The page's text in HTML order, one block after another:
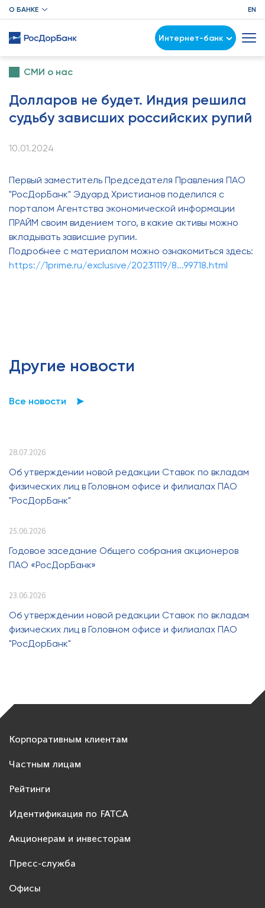
О БАНКЕ EN
Интернет-банк
СМИ о нас
Долларов не будет. Индия решила
судьбу зависших российских рупий
10.01.2024
Первый заместитель Председателя Правления ПАО
"РосДорБанк" Эдуард Христианов поделился с
порталом Агентства экономической информации
ПРАЙМ своим видением того, в какие активы можно
вкладывать зависшие рупии.
Подробнее с материалом можно ознакомиться здесь:
https://1prime.ru/exclusive/20231119/8...99718.html
Другие новости
Все новости
28.07.2026
Об утверждении новой редакции Ставок по вкладам
физических лиц в Головном офисе и филиалах ПАО
"РосДорБанк"
25.06.2026
Годовое заседание Общего собрания акционеров
ПАО «РосДорБанк»
23.06.2026
Об утверждении новой редакции Ставок по вкладам
физических лиц в Головном офисе и филиалах ПАО
"РосДорБанк"
Корпоративным клиентам
Частным лицам
Рейтинги
Идентификация по FATCA
Акционерам и инвесторам
Пресс-служба
Офисы